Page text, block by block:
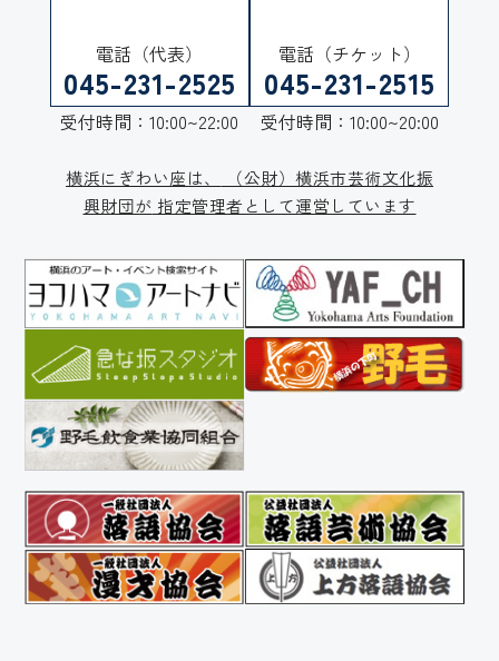
電話（代表）
045-231-2525
受付時間：10:00~22:00
電話（チケット）
045-231-2515
受付時間：10:00~20:00
横浜にぎわい座は、
（公財）横浜市芸術文化振
興財団が 指定管理者として運営しています